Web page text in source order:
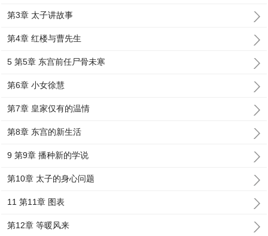
第3章 太子讲故事
第4章 红楼与曹先生
5 第5章 东宫前任尸骨未寒
第6章 小女徐慧
第7章 皇家仅有的温情
第8章 东宫的新生活
9 第9章 播种新的学说
第10章 太子的身心问题
11 第11章 图表
第12章 等暖风来